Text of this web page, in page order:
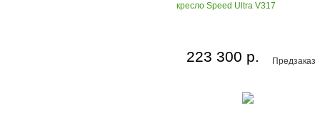
кресло Speed Ultra V317
Предзаказ
223 300 р.